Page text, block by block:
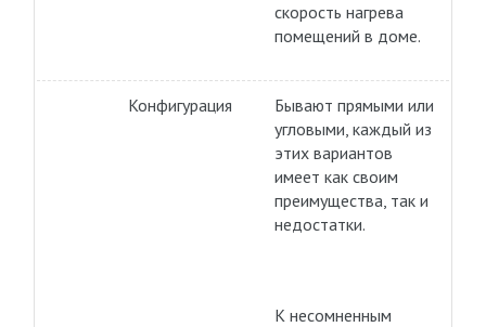
скорость нагрева
помещений в доме.
Конфигурация
Бывают прямыми или
угловыми, каждый из
этих вариантов
имеет как своим
преимущества, так и
недостатки.
К несомненным